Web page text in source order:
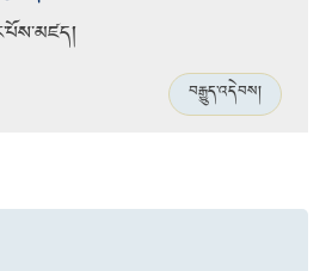
བརྒྱུད་འདེབས།